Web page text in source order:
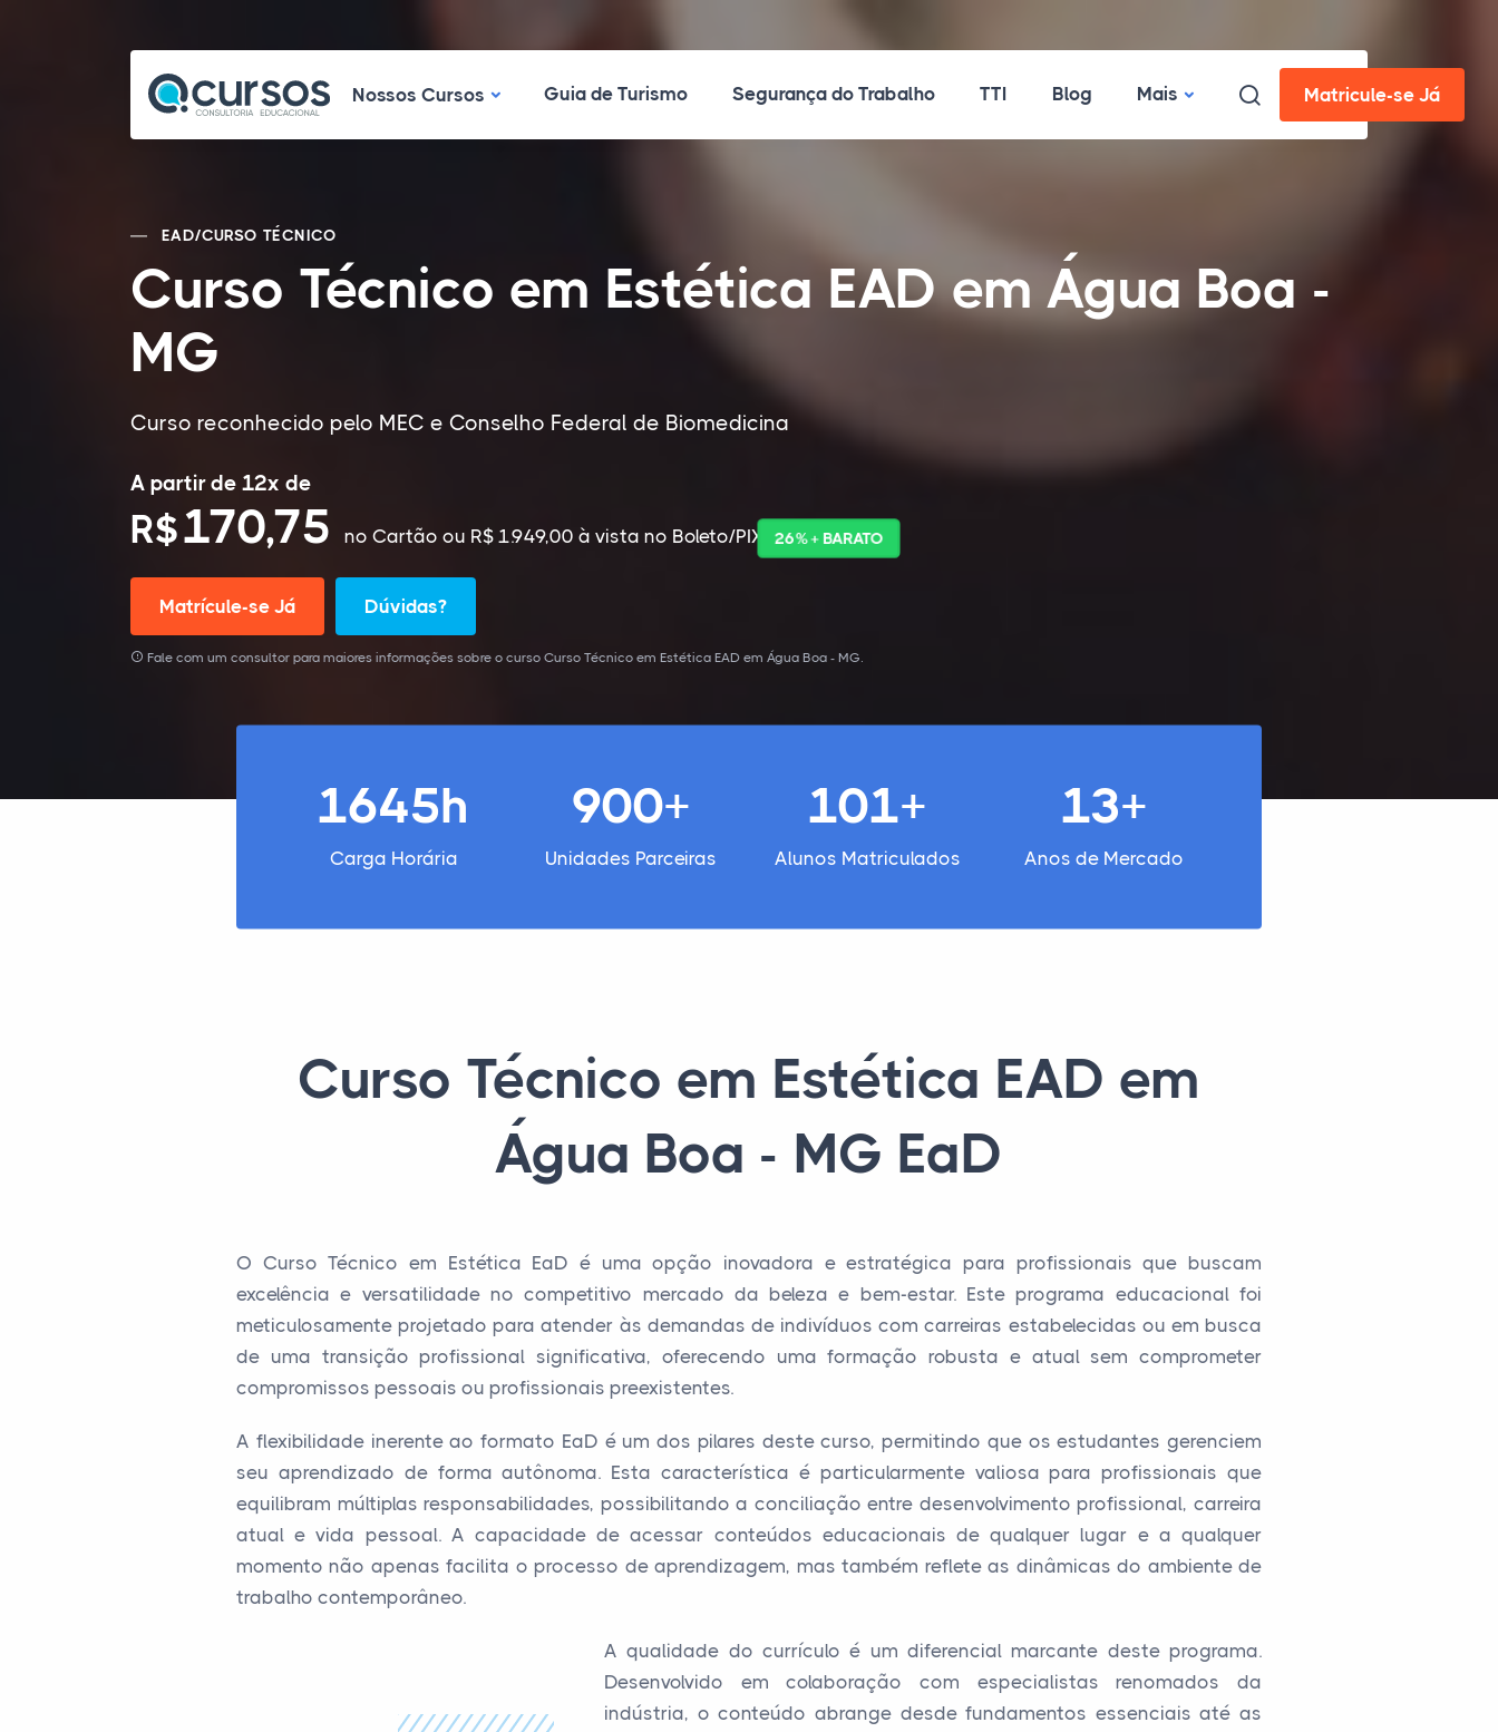
Nossos CursosNossos Cursos
Guia de Turismo Segurança do Trabalho TTI Blog Mais Matricule-se Já
EAD/CURSO TÉCNICO
Curso Técnico em Estética EAD em Água Boa -
MG
Curso reconhecido pelo MEC e Conselho Federal de Biomedicina
A partir de 12x de
R$170,75 no Cartão ou R$ 1.949,00 à vista no Boleto/PIX 26% + BARATO
Matrícule-se Já Dúvidas?
Fale com um consultor para maiores informações sobre o curso Curso Técnico em Estética EAD em Água Boa - MG.
1645h
Carga Horária
900+
Unidades Parceiras
101+
Alunos Matriculados
13+
Anos de Mercado
Curso Técnico em Estética EAD em
Água Boa - MG EaD
O Curso Técnico em Estética EaD é uma opção inovadora e estratégica para profissionais que buscam
excelência e versatilidade no competitivo mercado da beleza e bem-estar. Este programa educacional foi
meticulosamente projetado para atender às demandas de indivíduos com carreiras estabelecidas ou em busca
de uma transição profissional significativa, oferecendo uma formação robusta e atual sem comprometer
compromissos pessoais ou profissionais preexistentes.
A flexibilidade inerente ao formato EaD é um dos pilares deste curso, permitindo que os estudantes gerenciem
seu aprendizado de forma autônoma. Esta característica é particularmente valiosa para profissionais que
equilibram múltiplas responsabilidades, possibilitando a conciliação entre desenvolvimento profissional, carreira
atual e vida pessoal. A capacidade de acessar conteúdos educacionais de qualquer lugar e a qualquer
momento não apenas facilita o processo de aprendizagem, mas também reflete as dinâmicas do ambiente de
trabalho contemporâneo.
A qualidade do currículo é um diferencial marcante deste programa.
Desenvolvido em colaboração com especialistas renomados da
indústria, o conteúdo abrange desde fundamentos essenciais até as